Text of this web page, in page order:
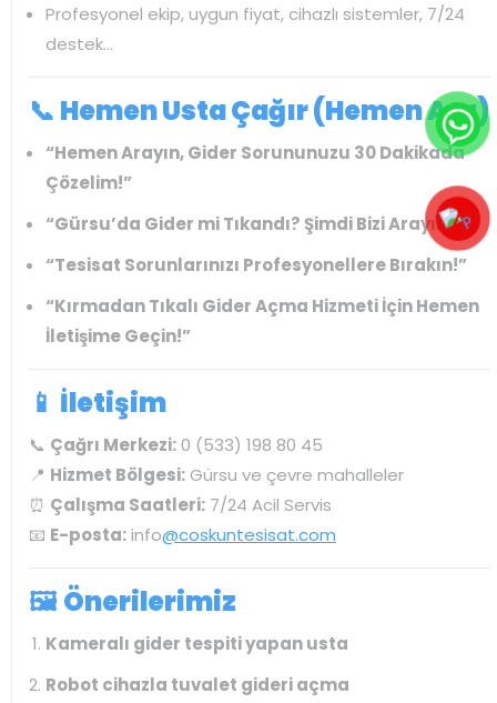
Profesyonel ekip, uygun fiyat, cihazlı sistemler, 7/24
destek…
📞 Hemen Usta Çağır (Hemen Ara)
“Hemen Arayın, Gider Sorununuzu 30 Dakikada
Çözelim!”
“Gürsu’da Gider mi Tıkandı? Şimdi Bizi Arayın!”
“Tesisat Sorunlarınızı Profesyonellere Bırakın!”
“Kırmadan Tıkalı Gider Açma Hizmeti İçin Hemen
İletişime Geçin!”
📱 İletişim
📞 Çağrı Merkezi:0 (533) 198 80 45
📍 Hizmet Bölgesi: Gürsu ve çevre mahalleler
⏰ Çalışma Saatleri: 7/24 Acil Servis
📧 E-posta:info@coskuntesisat.com
🖼️Önerilerimiz
Kameralı gider tespiti yapan usta
Robot cihazla tuvalet gideri açma